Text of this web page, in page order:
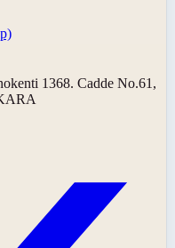
1368. Cadde No.61,